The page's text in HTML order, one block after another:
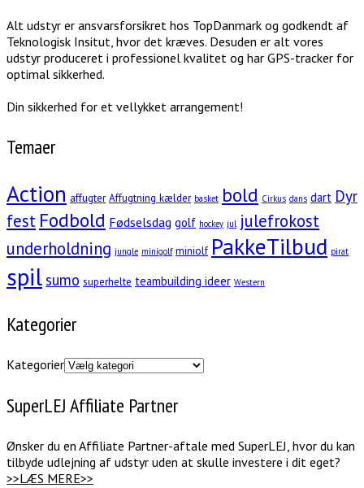
Alt udstyr er ansvarsforsikret hos TopDanmark og godkendt af
Teknologisk Insitut, hvor det kræves. Desuden er alt vores
udstyr produceret i professionel kvalitet og har GPS-tracker for
optimal sikkerhed.
Din sikkerhed for et vellykket arrangement!
Temaer
Action affugter Affugtning kælder basket bold Cirkus dans dart Dyr
fest Fodbold Fødselsdag golf hockey jul julefrokost
underholdning jungle minigolf miniolf PakkeTilbud pirat
spilsumo superhelte teambuilding ideer Western
Kategorier
Kategorier
SuperLEJ Affiliate Partner
Ønsker du en Affiliate Partner-aftale med SuperLEJ, hvor du kan
tilbyde udlejning af udstyr uden at skulle investere i dit eget?
>>LÆS MERE>>